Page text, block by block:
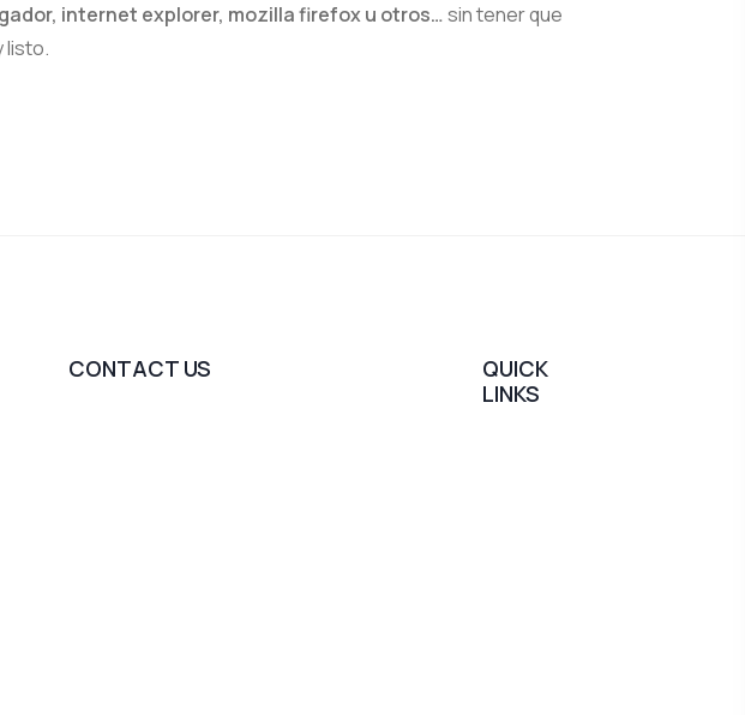
internet explorer, mozilla firefox u otros…sin tener que
listo.
CONTACT US
QUICK
LINKS